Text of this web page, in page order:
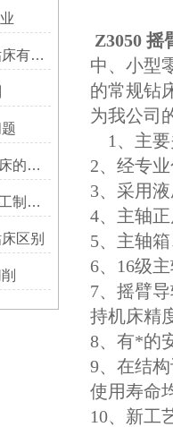
机械摇臂钻床和液压摇臂钻床有什么区别
如何减少z3050液压摇臂钻床的故障和维修成本？
z3040双立柱摇臂钻床在木工制作中的应用
区别
Z3050 摇
中、小型
的常规钻
为我公司
1、主要
2、经专
3、采用
4、主轴
5、主轴
6、 16级
7、摇臂
持机床精
8、有*的
9、在结
使用寿命
10、新工